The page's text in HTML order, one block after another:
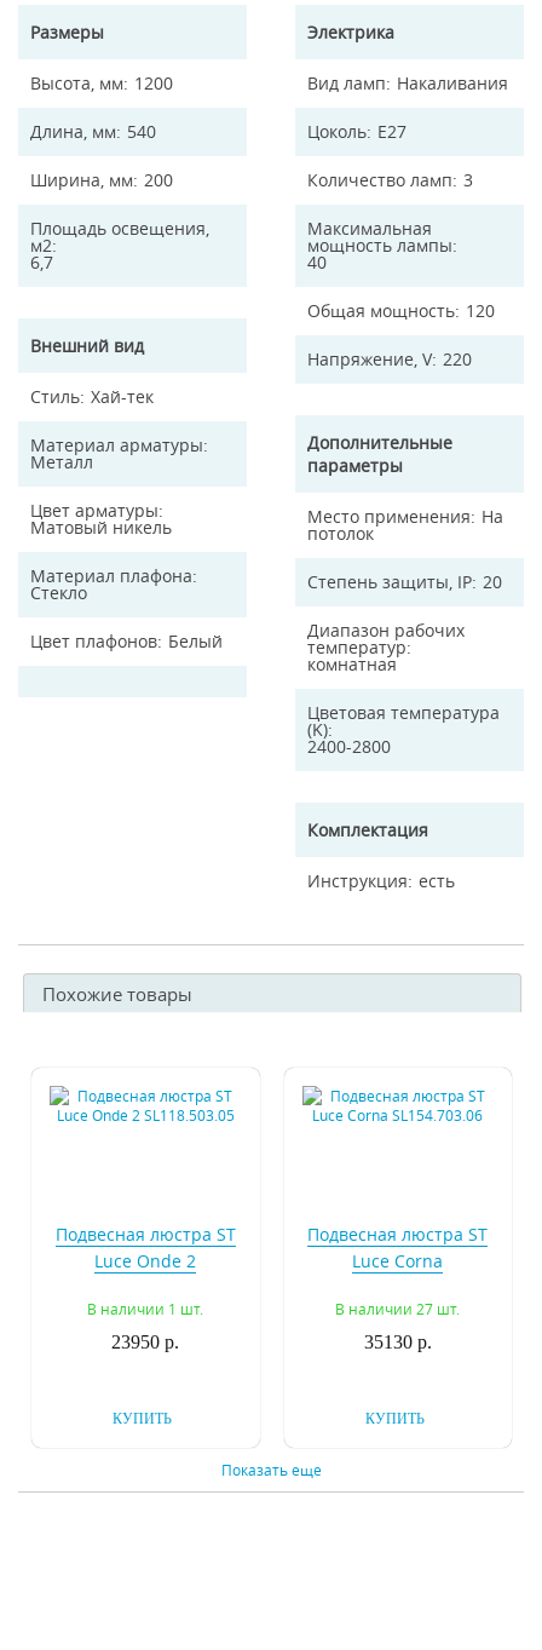
Размеры
Высота, мм 1200
Длина, мм 540
Ширина, мм 200
Площадь освещения,
м2
6,7
Внешний вид
Стиль Хай-тек
Материал арматуры
Металл
Цвет арматуры
Матовый никель
Материал плафона
Стекло
Цвет плафонов Белый
Электрика
Вид ламп Накаливания
Цоколь E27
Количество ламп 3
Максимальная
мощность лампы
40
Общая мощность 120
Напряжение, V 220
Дополнительные
параметры
Место применения На
потолок
Степень защиты, IP 20
Диапазон рабочих
температур
комнатная
Цветовая температура
(K)
2400-2800
Комплектация
Инструкция есть
Похожие товары
Подвесная люстра ST
Luce Onde 2
В наличии 1 шт.
23950 р.
КУПИТЬ
Подвесная люстра ST
Luce Corna
В наличии 27 шт.
35130 р.
КУПИТЬ
Показать еще